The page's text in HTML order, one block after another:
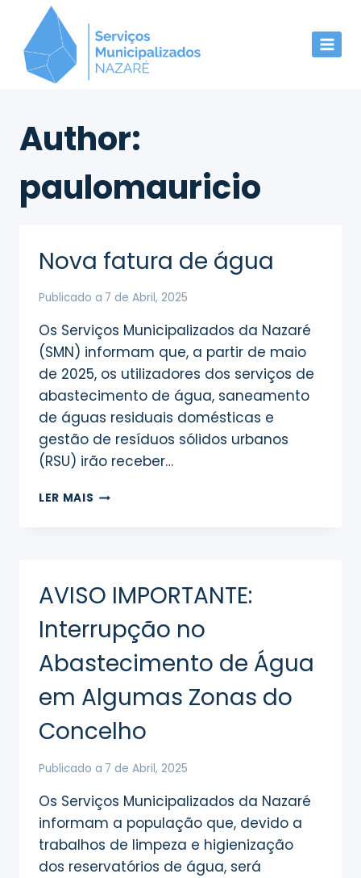
content
Author:
paulomauricio
Nova fatura de água
Publicado a 7 de Abril, 2025
Os Serviços Municipalizados da Nazaré
(SMN) informam que, a partir de maio
de 2025, os utilizadores dos serviços de
abastecimento de água, saneamento
de águas residuais domésticas e
gestão de resíduos sólidos urbanos
(RSU) irão receber…
LER MAIS NOVA
AVISO IMPORTANTE:
Interrupção no
Abastecimento de Água
em Algumas Zonas do
Concelho
Publicado a 7 de Abril, 2025
Os Serviços Municipalizados da Nazaré
informam a população que, devido a
trabalhos de limpeza e higienização
dos reservatórios de água, será